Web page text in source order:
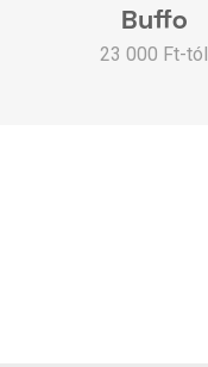
Buffo
23 000 Ft-tól